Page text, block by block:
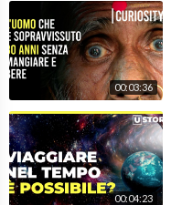
00:03:36
00:04:23